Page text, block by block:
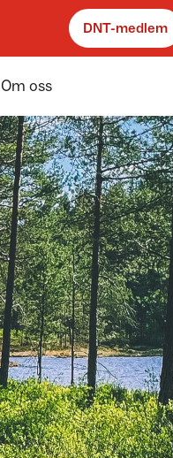
DNT-medlem
Om oss